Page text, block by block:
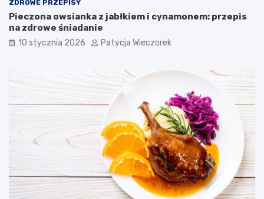
ZDROWE PRZEPISY
Pieczona owsianka z jabłkiem i cynamonem: przepis
na zdrowe śniadanie
10 stycznia 2026 Patycja Wieczorek